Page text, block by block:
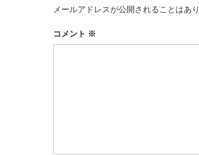
メールアドレスが公開されることはあり
コメント ※